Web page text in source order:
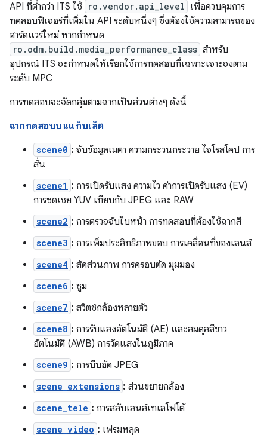
API ที่ต่ำกว่า ITS ใช้ ro.vendor.api_level เพื่อควบคุมการ
ทดสอบฟีเจอร์ที่เพิ่มใน API ระดับหนึ่งๆ ซึ่งต้องใช้ความสามารถของ
ฮาร์ดแวร์ใหม่ หากกำหนด
ro.odm.build.media_performance_class สำหรับ
อุปกรณ์ ITS จะกำหนดให้เรียกใช้การทดสอบที่เฉพาะเจาะจงตาม
ระดับ MPC
การทดสอบจะจัดกลุ่มตามฉากเป็นส่วนต่างๆ ดังนี้
ฉากทดสอบบนแท็บเล็ต
scene0 : จับข้อมูลเมตา ความกระวนกระวาย ไจโรสโคป การ
สั่น
scene1 : การเปิดรับแสง ความไว ค่าการเปิดรับแสง (EV)
การชดเชย YUV เทียบกับ JPEG และ RAW
scene2 : การตรวจจับใบหน้า การทดสอบที่ต้องใช้ฉากสี
scene3 : การเพิ่มประสิทธิภาพขอบ การเคลื่อนที่ของเลนส์
scene4 : สัดส่วนภาพ การครอบตัด มุมมอง
scene6 : ซูม
scene7 : สวิตช์กล้องหลายตัว
scene8 : การรับแสงอัตโนมัติ (AE) และสมดุลสีขาว
อัตโนมัติ (AWB) การวัดแสงในภูมิภาค
scene9 : การบีบอัด JPEG
scene_extensions : ส่วนขยายกล้อง
scene_tele : การสลับเลนส์เทเลโฟโต้
scene_video : เฟรมหลุด